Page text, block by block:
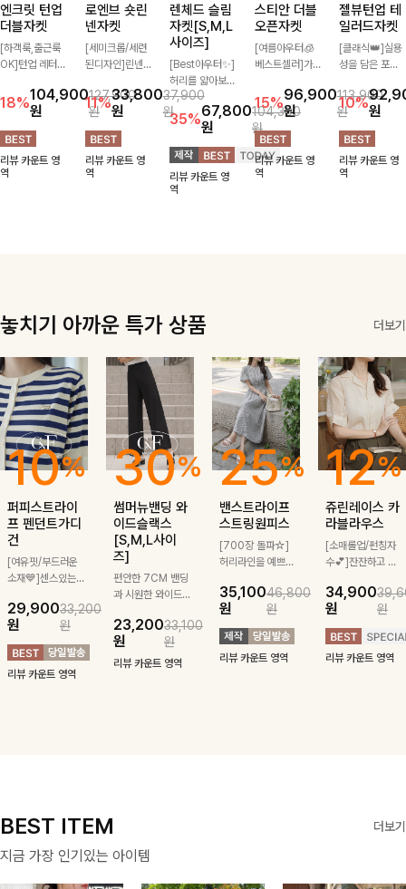
엔크릿 턴업
더블자켓
[하객룩,출근룩
OK]턴업 레터링
있게 완성된 썸
머 자켓, 더블버
튼 디자인으로
깔끔하고 세련된
무드가 느껴져요
🩶 가볍고 시원
18%104,900
원
127,900
원
리뷰 카운트 영
역
로엔브 숏린
넨자켓
[세미크롭/세련
된디자인]린넨
볍고 드라이한
소재감으로 한여
름에도 부담 없
이 툭 걸치기 좋
은 반팔 자켓, 크
롭에 가까운 깔
11%33,800
원
37,900
원
리뷰 카운트 영
역
렌체드 슬림
자켓[S,M,L
사이즈]
[Best아우터✨]
허리를 얇아보이
게 만들어줄 슬
림핏! 깔끔하고
단정한 핏으로
고급스러운 분위
기를 연출시켜줄
아우터로 데일리
로도, 특별한 날
35%67,800
원
104,300
원
리뷰 카운트 영
역
스티안 더블
오픈자켓
[여름아우터🧊
베스트셀러]가
멋스러운 무드가
살아나는 썸머
오픈자켓✨ 백
슬릿 디테일로
착용감이 편안하
며 깔끔한 핏과
15%96,900
원
113,900
원
리뷰 카운트 영
역
젤뷰턴업 테
일러드자켓
[클래식👑]실용
성을 담은 포켓
턴업 디테일로
멋을 더했으며
유연한 소재로
자연스러운 실루
엣을 연출해주는
아우터에요~!
10%원
리뷰 카운트 영
역
놓치기 아까운 특가 상품 더보기
10%
퍼피스트라이
프 펜던트가디
건
[여유핏/부드러운
소재💙]센스있는
귀여운 퍼피 펜던
트로 포인트를 선
사하는 니트 가디
건을 소개할게요 :)
29,900
원
33,200
원
리뷰 카운트 영역
30%
썸머뉴밴딩 와
이드슬랙스
[S,M,L사이
즈]
편안한 7CM 밴딩
과 시원한 와이드
로 여름 잡아보자 !
23,200
원
33,100
원
리뷰 카운트 영역
25%
밴스트라이프
스트링원피스
[700장 돌파☆]
허리라인을 예쁘게
깔끔한 스트라이프
패턴에 링클프리!
💙플레어지는 롱한
기장감까지 완벽한
데일리 원피스:B
35,100
원
46,800
원
리뷰 카운트 영역
12%
쥬린레이스 카
라블라우스
[소매롤업/펀칭자
수💕]잔잔하고 고
테일이 사랑스러운
블라우스-페미닌
하면서 여리한 무
드로 즐겨지는
ITEM
34,900
원
원
리뷰 카운트 영역
BEST ITEM 더보기
지금 가장 인기있는 아이템